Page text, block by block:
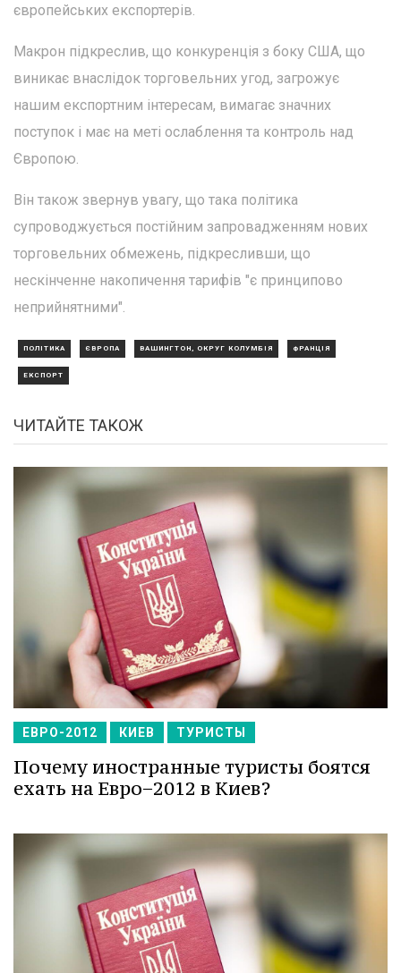
європейських експортерів.
Макрон підкреслив, що конкуренція з боку США, що
виникає внаслідок торговельних угод, загрожує
нашим експортним інтересам, вимагає значних
поступок і має на меті ослаблення та контроль над
Європою.
Він також звернув увагу, що така політика
супроводжується постійним запровадженням нових
торговельних обмежень, підкресливши, що
нескінченне накопичення тарифів "є принципово
неприйнятними".
ПОЛІТИКА ЄВРОПА ВАШИНГТОН, ОКРУГ КОЛУМБІЯ ФРАНЦІЯ
ЕКСПОРТ
ЧИТАЙТЕ ТАКОЖ
ЕВРО-2012 КИЕВ ТУРИСТЫ
Почему иностранные туристы боятся
ехать на Евро−2012 в Киев?